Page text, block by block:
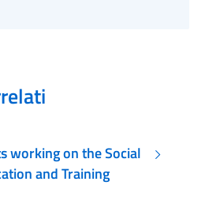
working on the Social
and Training